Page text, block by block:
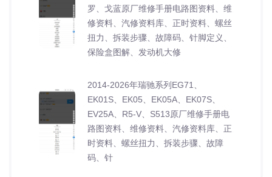
罗、戈蓝原厂维修手册电路图资料、维
修资料、汽修资料库、正时资料、螺丝
扭力、拆装步骤、故障码、针脚定义、
保险盒图解、发动机大修
2014-2026年瑞驰系列EG71、
EK01S、EK05、EK05A、EK07S、
EV25A、R5-V、S513原厂维修手册电
路图资料、维修资料、汽修资料库、正
时资料、螺丝扭力、拆装步骤、故障
码、针